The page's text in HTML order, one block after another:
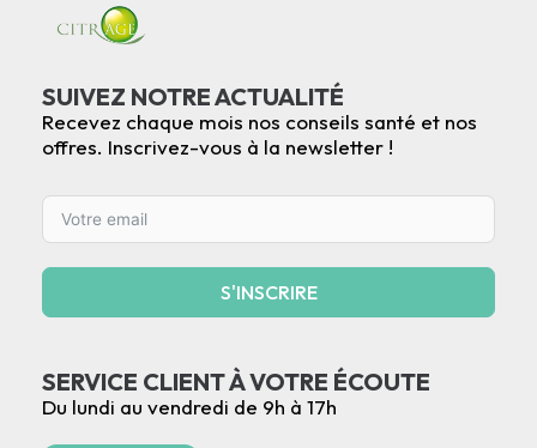
SUIVEZ NOTRE ACTUALITÉ
Recevez chaque mois nos conseils santé et nos
offres. Inscrivez-vous à la newsletter !
S'INSCRIRE
SERVICE CLIENT À VOTRE ÉCOUTE
Du lundi au vendredi de 9h à 17h